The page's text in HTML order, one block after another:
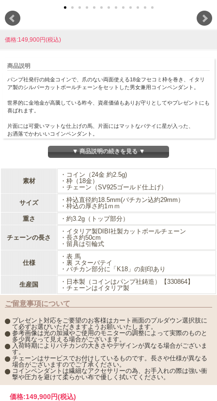
価格:149,900円(税込)
商品説明
パンプ社発行の純金コインで、爪のない両面使える18金フセコミ枠を巻き、イタリ
ア製のシルバーカットボールチェーンをセットした男女兼用コインペンダント。
世界的に金地金が高騰している昨今、資産価値もありお守りとしてやプレゼントにも
喜ばれます。
片面には可愛いマットな仕上げの馬、片面にはマットなバテイに星が入った、
お洒落でかわいいコインペンダント。
どんな服装にも合わせやすく、カジュアルはもちろん、オフィススタイルやフォーマ
ルなスタイルに合わせて頂いても素敵です！
そのままつけても良し！他のネックレスと合わせて
アレンジを表情が楽しめる、毎日のお洒落に大活躍すること間違いなしのペンダント
です！
表面には、純金の証しフォーナイン 999.9 の刻印が施されており、確かな信頼とこだ
わりを感じます。
地金が高くなっている今、PURE GOLD を贅沢に使用して、送料無料・消費税込は
大変お買い得です！！
▼ 商品説明の続きを見る ▼
素材
・コイン（24金 約2.5g)
・枠（18金）
・チェーン（SV925ゴールド仕上げ）
サイズ
・枠込直径約18.5mm(バチカン込約29mm）
・枠込の厚さ約1ｍｍ
重さ
・約3.2g（トップ部分）
チェーンの長さ
・イタリア製DIBI社製カットボールチェーン
・長さ約50cm
・留具は引輪式
仕様
・表 馬
・裏 スターバテイ
・バチカン部分に「K18」の刻印あり
生産国 ・ 日本製（コインはパンプ社鋳造）【330864】
・チェーンはイタリア製
ご留意事項について
プレゼント対応をご要望のお客様はカート画面のプルダウン選択肢に
て必ずお選びいただきますようお願いいたします。
参考画像は光の加減やご使用のモニターの調整によって実際のものと
多少異なって見える場合がございます。
入荷時期によりバチカンの大きさやデザインが異なる場合がございま
す。
チェーンはサービスでお付けしているものです。長さや仕様が異なる
場合がございますのでご了承ください。
コインペンダントは繊細なアクセサリーの為、お手入れの際は強い衝
撃や圧力を避けて柔らかい布で優しく拭いてください。
価格:149,900円(税込)